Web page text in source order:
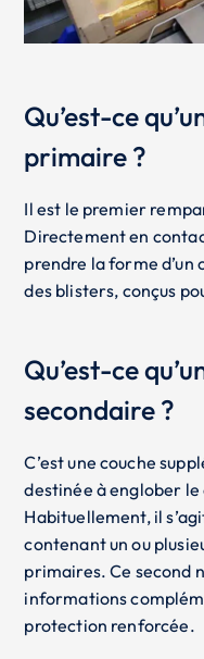
Qu’est-ce
primaire ?
Il est le premier
Directement en
prendre la forme d’un
des blisters, conçus
Qu’est-ce
secondaire ?
C’est une couche
destinée à englober
Habituellement, il
contenant un ou
primaires. Ce second
informations
protection renforcée.